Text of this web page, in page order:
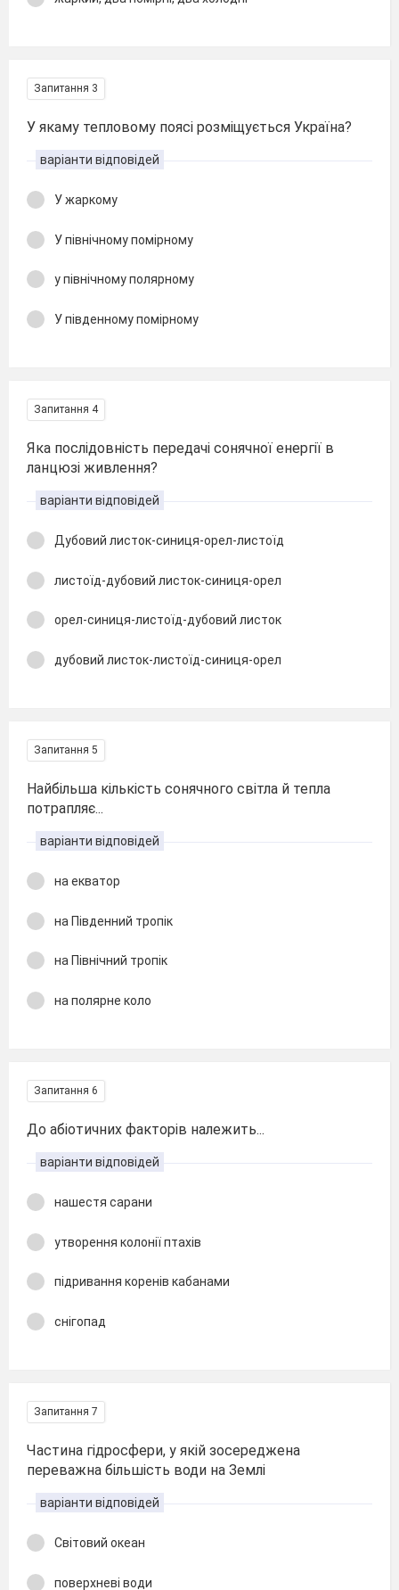
Запитання 3
У якаму тепловому поясі розміщується Україна?
варіанти відповідей
У жаркому
У північному помірному
у північному полярному
У південному помірному
Запитання 4
Яка послідовність передачі сонячної енергії в
ланцюзі живлення?
варіанти відповідей
Дубовий листок-синиця-орел-листоїд
листоїд-дубовий листок-синиця-орел
орел-синиця-листоїд-дубовий листок
дубовий листок-листоїд-синиця-орел
Запитання 5
Найбільша кількість сонячного світла й тепла
потрапляє...
варіанти відповідей
на екватор
на Південний тропік
на Північний тропік
на полярне коло
Запитання 6
До абіотичних факторів належить...
варіанти відповідей
нашестя сарани
утворення колонії птахів
підривання коренів кабанами
снігопад
Запитання 7
Частина гідросфери, у якій зосереджена
переважна більшість води на Землі
варіанти відповідей
Світовий океан
поверхневі води